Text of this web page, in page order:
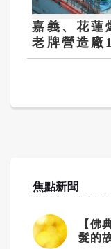
嘉義、花蓮
老牌營造廠
工...專家：
焦點新聞
【佛
髮的